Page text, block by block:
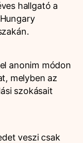
hallgató a
anonim módon
melyben az
szokásait
veszi csak